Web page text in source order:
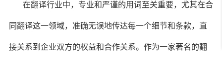
在翻译行业中，专业和严谨的用词至关重要，尤其在合
同翻译这一领域，准确无误地传达每一个细节和条款，直
接关系到企业双方的权益和合作关系。作为一家著名的翻